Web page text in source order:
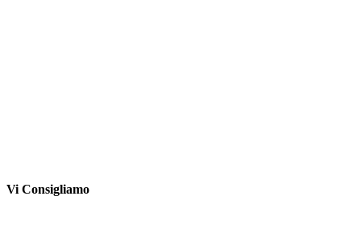
Vi Consigliamo